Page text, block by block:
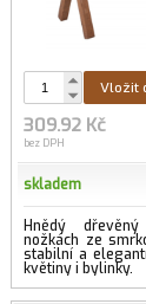
Vložit
309.92 Kč
bez DPH
skladem
Hnědý
nožkách ze
stabilní a
květiny i bylinky.